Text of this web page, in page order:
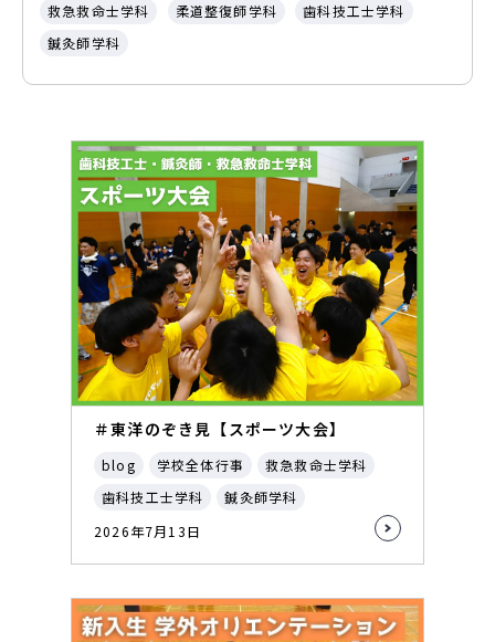
救急救命士学科
柔道整復師学科
歯科技工士学科
鍼灸師学科
＃東洋のぞき見【スポーツ大会】
blog 学校全体行事
救急救命士学科
歯科技工士学科
鍼灸師学科
2026年7月13日